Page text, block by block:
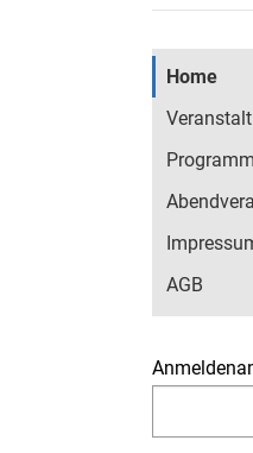
Home
Programm
AGB